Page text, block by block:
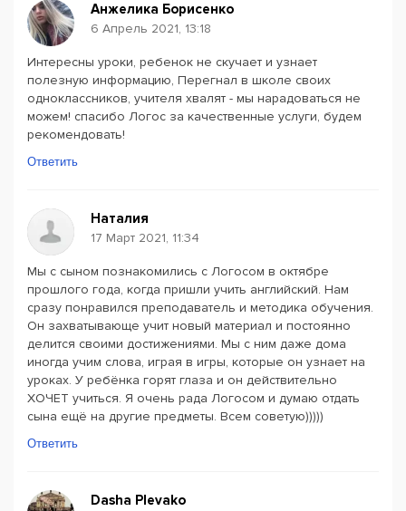
Анжелика Борисенко
6 Апрель 2021, 13:18
Интересны уроки, ребенок не скучает и узнает
полезную информацию, Перегнал в школе своих
одноклассников, учителя хвалят - мы нарадоваться не
можем! спасибо Логос за качественные услуги, будем
рекомендовать!
Ответить
Наталия
17 Март 2021, 11:34
Мы с сыном познакомились с Логосом в октябре
прошлого года, когда пришли учить английский. Нам
сразу понравился преподаватель и методика обучения.
Он захватывающе учит новый материал и постоянно
делится своими достижениями. Мы с ним даже дома
иногда учим слова, играя в игры, которые он узнает на
уроках. У ребёнка горят глаза и он действительно
ХОЧЕТ учиться. Я очень рада Логосом и думаю отдать
сына ещё на другие предметы. Всем советую)))))
Ответить
Dasha Plevako